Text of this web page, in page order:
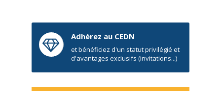
Adhérez au CEDN
et bénéficiez d'un statut privilégié et
d'avantages exclusifs (invitations...)